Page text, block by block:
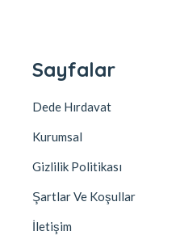
Sayfalar
Dede Hırdavat
Kurumsal
Gizlilik Politikası
Şartlar Ve Koşullar
İletişim